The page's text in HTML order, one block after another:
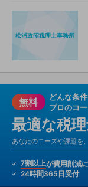
松浦政昭税理士事務所
無料
どんな条
プロのコ
最適な税
あなたのニーズや課題を
7割以上が費用削減
24時間365日受付